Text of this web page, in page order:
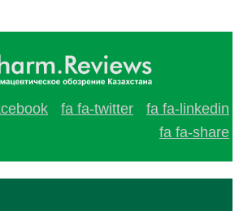
fa fa-twitter
fa fa-linkedin
fa fa-share